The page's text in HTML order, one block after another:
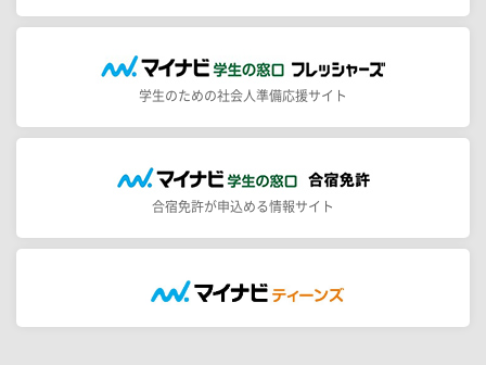
学生のための社会人準備応援サイト
合宿免許が申込める情報サイト